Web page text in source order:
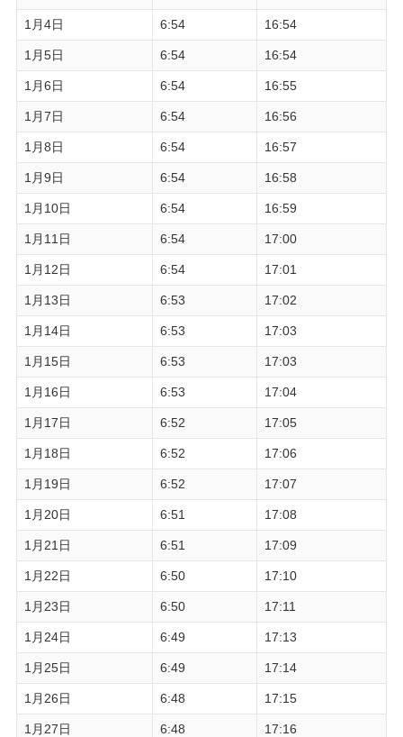
1月4日 6:54 16:54
1月5日 6:54 16:54
1月6日 6:54 16:55
1月7日 6:54 16:56
1月8日 6:54 16:57
1月9日 6:54 16:58
1月10日 6:54 16:59
1月11日 6:54 17:00
1月12日 6:54 17:01
1月13日 6:53 17:02
1月14日 6:53 17:03
1月15日 6:53 17:03
1月16日 6:53 17:04
1月17日 6:52 17:05
1月18日 6:52 17:06
1月19日 6:52 17:07
1月20日 6:51 17:08
1月21日 6:51 17:09
1月22日 6:50 17:10
1月23日 6:50 17:11
1月24日 6:49 17:13
1月25日 6:49 17:14
1月26日 6:48 17:15
1月27日 6:48 17:16